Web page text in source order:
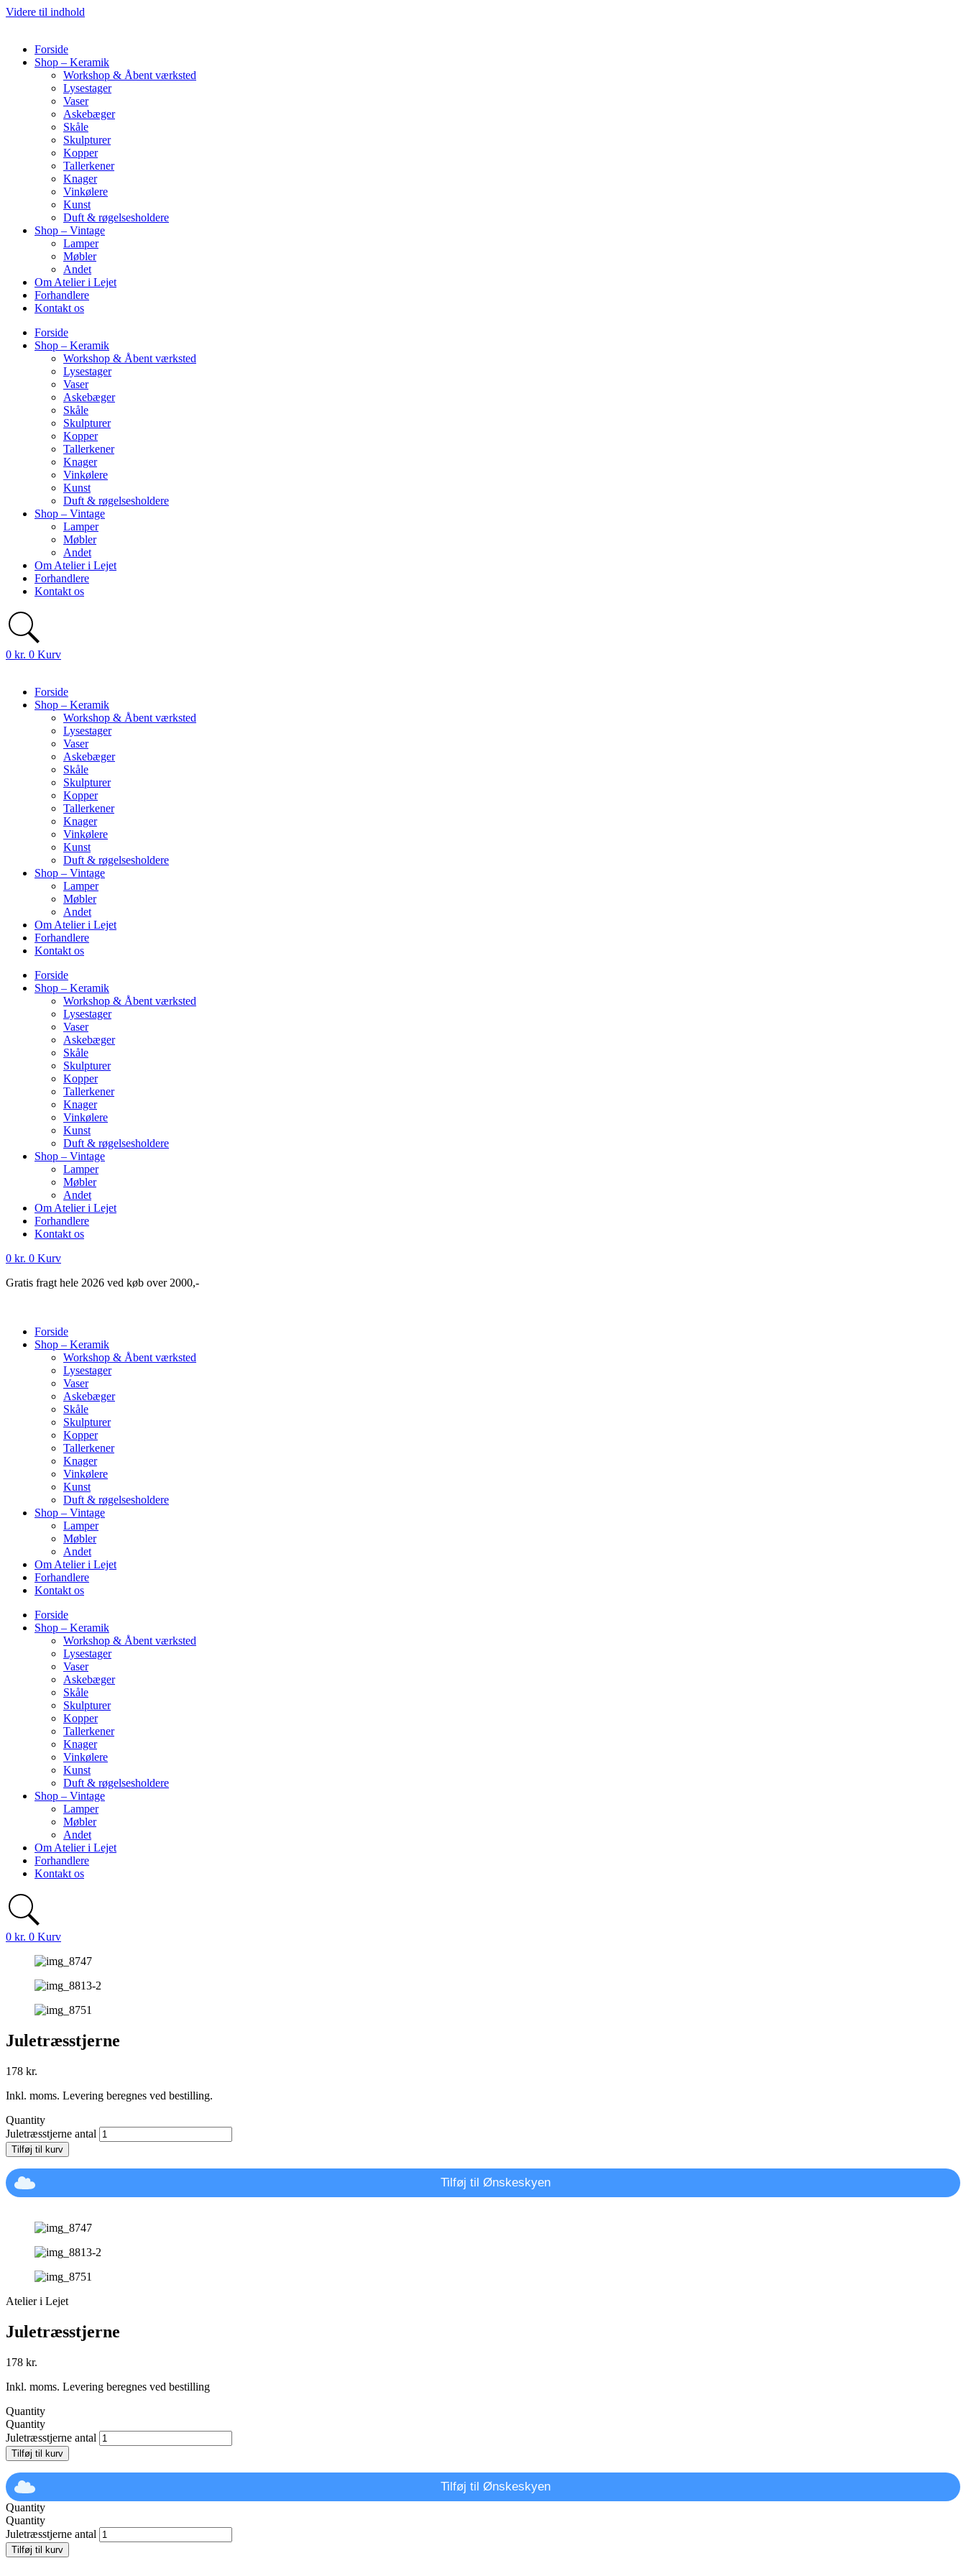
Videre til indhold
Forside
Shop – Keramik
Workshop & Åbent værksted
Lysestager
Vaser
Askebæger
Skåle
Skulpturer
Kopper
Tallerkener
Knager
Vinkølere
Kunst
Duft & røgelsesholdere
Shop – Vintage
Lamper
Møbler
Andet
Om Atelier i Lejet
Forhandlere
Kontakt os
Forside
Shop – Keramik
Workshop & Åbent værksted
Lysestager
Vaser
Askebæger
Skåle
Skulpturer
Kopper
Tallerkener
Knager
Vinkølere
Kunst
Duft & røgelsesholdere
Shop – Vintage
Lamper
Møbler
Andet
Om Atelier i Lejet
Forhandlere
Kontakt os
0 kr. 0 Kurv
Forside
Shop – Keramik
Workshop & Åbent værksted
Lysestager
Vaser
Askebæger
Skåle
Skulpturer
Kopper
Tallerkener
Knager
Vinkølere
Kunst
Duft & røgelsesholdere
Shop – Vintage
Lamper
Møbler
Andet
Om Atelier i Lejet
Forhandlere
Kontakt os
Forside
Shop – Keramik
Workshop & Åbent værksted
Lysestager
Vaser
Askebæger
Skåle
Skulpturer
Kopper
Tallerkener
Knager
Vinkølere
Kunst
Duft & røgelsesholdere
Shop – Vintage
Lamper
Møbler
Andet
Om Atelier i Lejet
Forhandlere
Kontakt os
0 kr. 0 Kurv
Gratis fragt hele 2026 ved køb over 2000,-
Forside
Shop – Keramik
Workshop & Åbent værksted
Lysestager
Vaser
Askebæger
Skåle
Skulpturer
Kopper
Tallerkener
Knager
Vinkølere
Kunst
Duft & røgelsesholdere
Shop – Vintage
Lamper
Møbler
Andet
Om Atelier i Lejet
Forhandlere
Kontakt os
Forside
Shop – Keramik
Workshop & Åbent værksted
Lysestager
Vaser
Askebæger
Skåle
Skulpturer
Kopper
Tallerkener
Knager
Vinkølere
Kunst
Duft & røgelsesholdere
Shop – Vintage
Lamper
Møbler
Andet
Om Atelier i Lejet
Forhandlere
Kontakt os
0 kr. 0 Kurv
Juletræsstjerne
178 kr.
Inkl. moms. Levering beregnes ved bestilling.
Quantity
Juletræsstjerne antal
Tilføj til kurv
Tilføj til Ønskeskyen
Atelier i Lejet
Juletræsstjerne
178 kr.
Inkl. moms. Levering beregnes ved bestilling
Quantity
Quantity
Juletræsstjerne antal
Tilføj til kurv
Tilføj til Ønskeskyen
Quantity
Quantity
Juletræsstjerne antal
Tilføj til kurv